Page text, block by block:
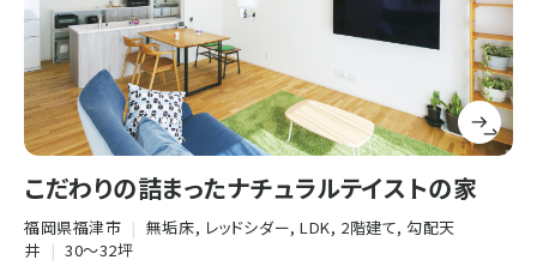
こだわりの詰まったナチュラルテイストの家
福岡県福津市 | 無垢床, レッドシダー, LDK, 2階建て, 勾配天
井 | 30〜32坪